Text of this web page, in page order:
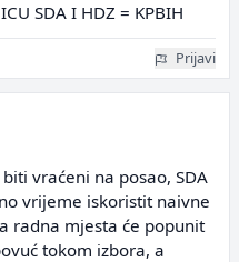
SDA I HDZ = KPBIH
Prijavi
vraćeni na posao, SDA
vrijeme iskoristit naivne
radna mjesta će popunit
tokom izbora, a